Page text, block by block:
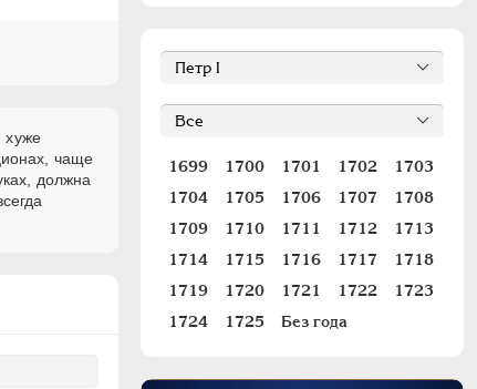
хуже
чаще
должна
1699 1700 1701 1702
1703
1704
1705 1706 1707
1708
1709
1710 1711 1712
1713
1714
1715 1716 1717
1718
1719
1720 1721 1722
1723
1724
1725 Без года